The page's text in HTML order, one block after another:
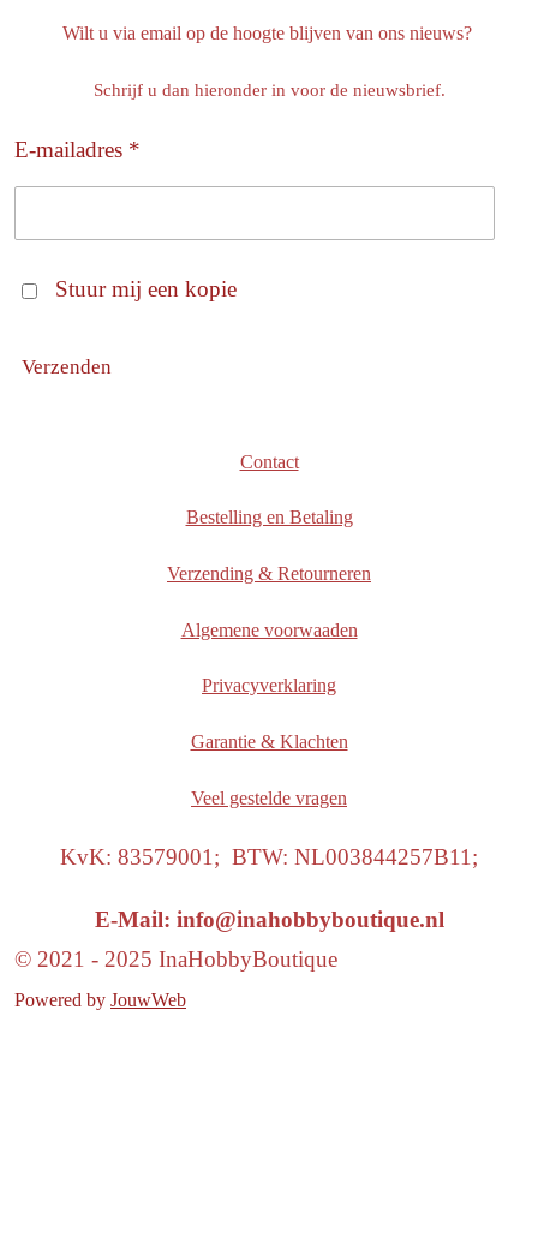
Wilt u via email op de hoogte blijven van ons nieuws?
Schrijf u dan hieronder in voor de nieuwsbrief.
E-mailadres *
Stuur mij een kopie
Verzenden
Contact
Bestelling en Betaling
Verzending & Retourneren
Algemene voorwaaden
Privacyverklaring
Garantie & Klachten
Veel gestelde vragen
KvK: 83579001; BTW: NL003844257B11;
E-Mail: info@inahobbyboutique.nl
© 2021 - 2025 InaHobbyBoutique
Powered by JouwWeb